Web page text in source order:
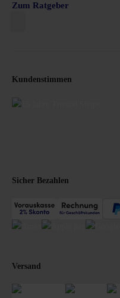
Zum Ratgeber
Kundenstimmen
Sicher Bezahlen
Versand